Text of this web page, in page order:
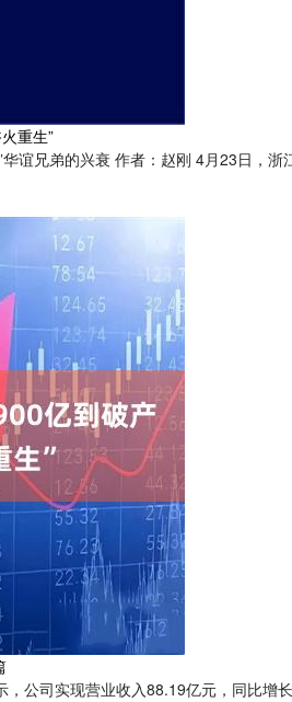
重生”
谊兄弟的兴衰 作者：赵刚 4月23日，
公司实现营业收入88.19亿元，同比增